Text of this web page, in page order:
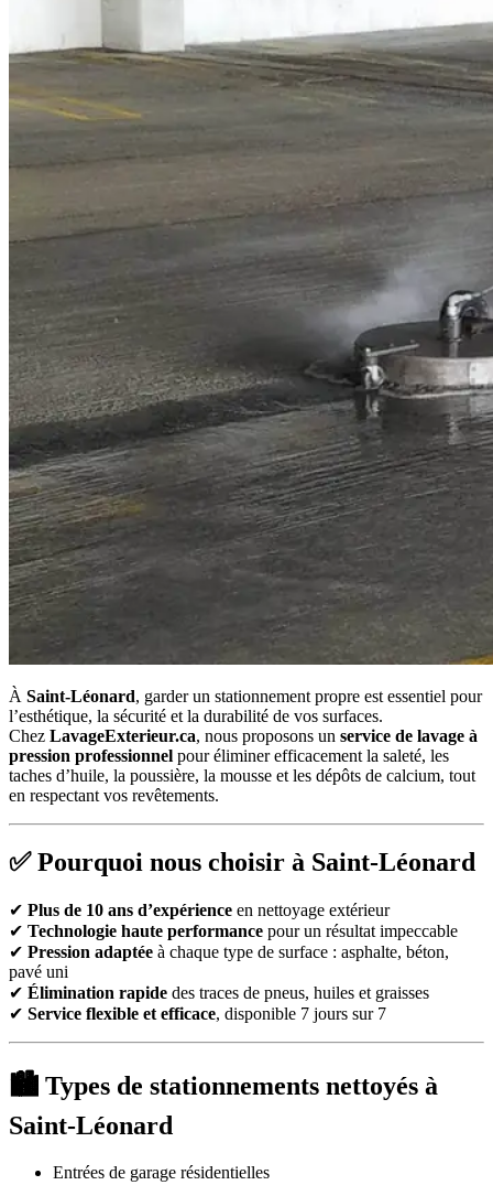
À Saint-Léonard, garder un stationnement propre est essentiel pour
l’esthétique, la sécurité et la durabilité de vos surfaces.
Chez LavageExterieur.ca, nous proposons un service de lavage à
pression professionnel pour éliminer efficacement la saleté, les
taches d’huile, la poussière, la mousse et les dépôts de calcium, tout
en respectant vos revêtements.
✅ Pourquoi nous choisir à Saint-Léonard
✔ Plus de 10 ans d’expérience en nettoyage extérieur
✔ Technologie haute performance pour un résultat impeccable
✔ Pression adaptée à chaque type de surface : asphalte, béton,
pavé uni
✔ Élimination rapide des traces de pneus, huiles et graisses
✔ Service flexible et efficace, disponible 7 jours sur 7
🏙 Types de stationnements nettoyés à
Saint-Léonard
Entrées de garage résidentielles